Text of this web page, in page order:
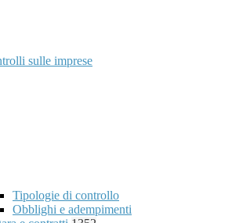
sulle imprese
Tipologie di controllo
Obblighi e adempimenti